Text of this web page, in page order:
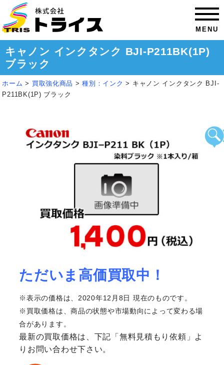
MENU
キャノン インクタンク BJI-P211BK(1P)
ブラック
ホーム > 買取強化商品 >種別：インク > キャノン インクタンク BJI-
P211BK(1P) ブラック
ただいま高価買取中！
※表示の価格は、2020年12月8日 現在のものです。
※買取価格は、商品の状態や市場動向によって変わる場
合があります。
最新の買取価格は、下記「無料見積もり依頼」よ
りお問い合わせ下さい。